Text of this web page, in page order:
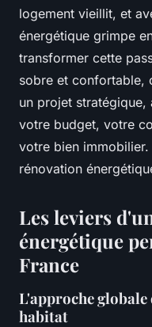
logement vieillit, et
énergétique grimpe
transformer cette
sobre et confortable,
un projet
votre budget, votre
votre bien
rénovation
Les leviers
énergétique
France
L'approche
habitat